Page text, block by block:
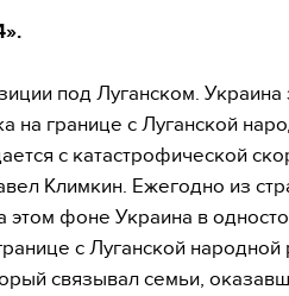
под Луганском. Украина
на границе с Луганской
с катастрофической
Климкин. Ежегодно из
этом фоне Украина в
с Луганской народной
связывал семьи,